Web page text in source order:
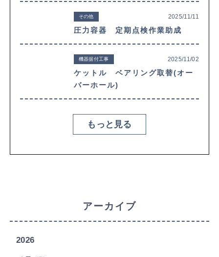
その他 2025/11/11
圧力容器 定期点検作業助成
機器据付工事 2025/11/02
ケットル ベアリング取替(オー
バーホール)
もっと見る
アーカイブ
2026